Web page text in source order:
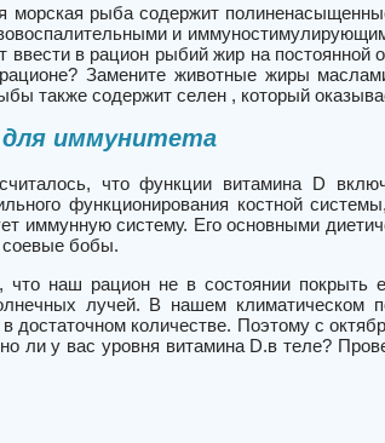
морская рыба содержит
и
ввести в рацион рыбий жир на
Замените животные жиры
также содержит селен , который
иммунитета
что функции витамина D
функционирования костной
иммунную систему. Его основными
бобы.
наш рацион не в состоянии покрыть
лучей. В нашем
в достаточном количестве. Поэтому с
ли у вас уровня витамина D.в теле?